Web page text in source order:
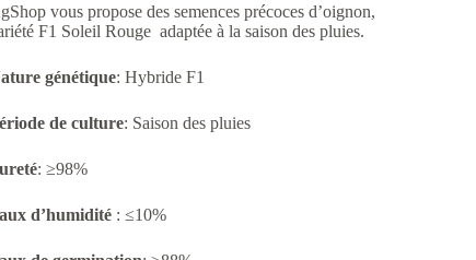
vous propose des semences précoces d’oignon,
F1 Soleil Rouge adaptée à la saison des pluies.
génétique: Hybride F1
de culture: Saison des pluies
: ≥98%
d’humidité : ≤10%